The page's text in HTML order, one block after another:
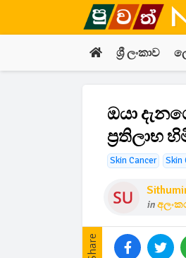
ශ්‍රී ලංකාව
ඔයා
ප්‍රතිලාභ
Skin Cancer Skin
in
Share